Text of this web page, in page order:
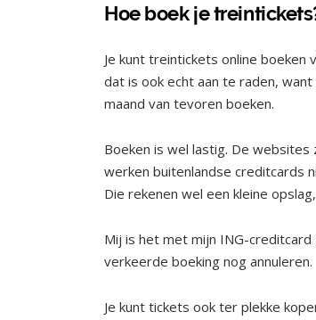
Hoe boek je
Je kunt treintickets online boeken
dat is ook echt aan te raden,
maand van tevoren boeken.
Boeken is wel lastig. De
werken buitenlandse creditcards
Die rekenen wel een kleine
Mij is het met mijn ING-
verkeerde boeking nog annuleren.
Je kunt tickets ook ter plekke